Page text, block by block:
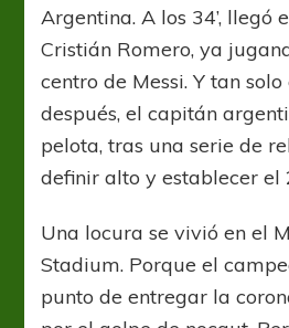
Argentina. A los 34’, llegó
Cristián Romero, ya
centro de Messi. Y tan
después, el capitán
pelota, tras una serie de
definir alto y establecer el
Una locura se vivió en el
Stadium. Porque el
punto de entregar la